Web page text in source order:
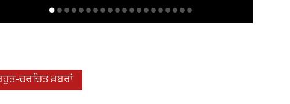
ਚਰਚਿਤ ਖ਼ਬਰਾਂ